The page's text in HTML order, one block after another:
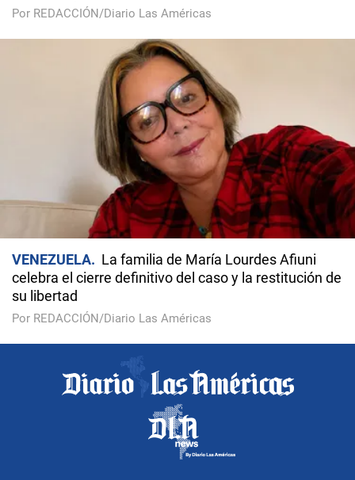
Por REDACCIÓN/Diario Las Américas
VENEZUELA
La familia de María Lourdes Afiuni
celebra el cierre definitivo del caso y la restitución de
su libertad
Por REDACCIÓN/Diario Las Américas